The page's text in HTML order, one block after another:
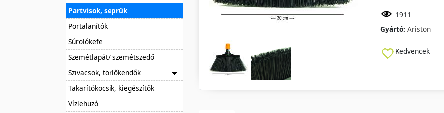
Partvisok, seprűk
Portalanítók
Súrolókefe
Szemétlapát/ szemétszedő
Szivacsok, törlőkendők
Takarítókocsik, kiegészítők
Vízlehuzó
1911
Gyártó: Ariston
Kedvencek